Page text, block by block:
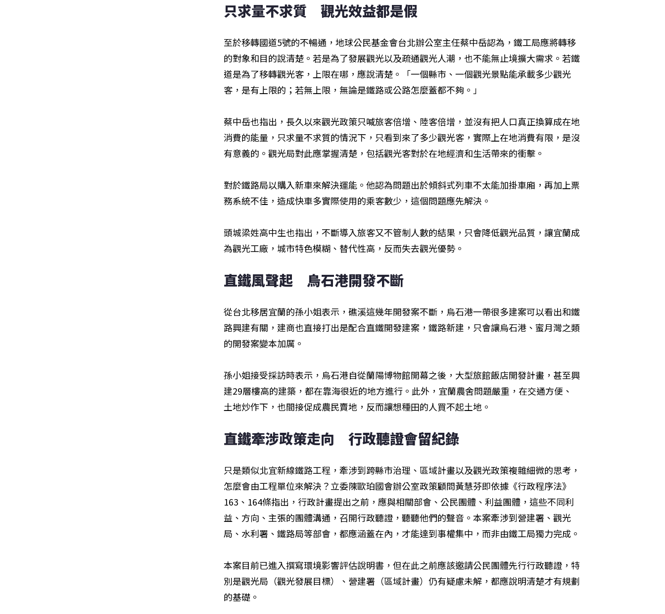
只求量不求質　觀光效益都是假
至於移轉國道5號的不暢通，地球公民基金會台北辦公室主任蔡中岳認為，鐵工局應將轉移
的對象和目的說清楚。若是為了發展觀光以及疏通觀光人潮，也不能無止境擴大需求。若鐵
道是為了移轉觀光客，上限在哪，應說清楚。「一個縣市、一個觀光景點能承載多少觀光
客，是有上限的；若無上限，無論是鐵路或公路怎麼蓋都不夠。」
蔡中岳也指出，長久以來觀光政策只喊旅客倍增、陸客倍增，並沒有把人口真正換算成在地
消費的能量，只求量不求質的情況下，只看到來了多少觀光客，實際上在地消費有限，是沒
有意義的。觀光局對此應掌握清楚，包括觀光客對於在地經濟和生活帶來的衝擊。
對於鐵路局以購入新車來解決運能。他認為問題出於傾斜式列車不太能加掛車廂，再加上票
務系統不佳，造成快車多實際使用的乘客數少，這個問題應先解決。
頭城梁姓高中生也指出，不斷導入旅客又不管制人數的結果，只會降低觀光品質，讓宜蘭成
為觀光工廠，城市特色模糊、替代性高，反而失去觀光優勢。
直鐵風聲起　烏石港開發不斷
從台北移居宜蘭的孫小姐表示，礁溪這幾年開發案不斷，烏石港一帶很多建案可以看出和鐵
路興建有關，建商也直接打出是配合直鐵開發建案，鐵路新建，只會讓烏石港、蜜月灣之類
的開發案變本加厲。
孫小姐接受採訪時表示，烏石港自從蘭陽博物館開幕之後，大型旅館飯店開發計畫，甚至興
建29層樓高的建築，都在靠海很近的地方進行。此外，宜蘭農舍問題嚴重，在交通方便、
土地炒作下，也間接促成農民賣地，反而讓想種田的人買不起土地。
直鐵牽涉政策走向　行政聽證會留紀錄
只是類似北宜新線鐵路工程，牽涉到跨縣市治理、區域計畫以及觀光政策複雜細微的思考，
怎麼會由工程單位來解決？立委陳歐珀國會辦公室政策顧問黃慧芬即依據《行政程序法》
163、164條指出，行政計畫提出之前，應與相關部會、公民團體、利益團體，這些不同利
益、方向、主張的團體溝通，召開行政聽證，聽聽他們的聲音。本案牽涉到營建署、觀光
局、水利署、鐵路局等部會，都應涵蓋在內，才能達到事權集中，而非由鐵工局獨力完成。
本案目前已進入撰寫環境影響評估說明書，但在此之前應該邀請公民團體先行行政聽證，特
別是觀光局（觀光發展目標）、營建署（區域計畫）仍有疑慮未解，都應說明清楚才有規劃
的基礎。